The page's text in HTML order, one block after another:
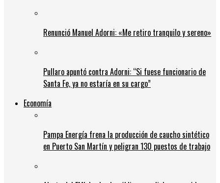
Renunció Manuel Adorni: «Me retiro tranquilo y sereno»
Pullaro apuntó contra Adorni: “Si fuese funcionario de
Santa Fe, ya no estaría en su cargo”
Economía
Pampa Energía frena la producción de caucho sintético
en Puerto San Martín y peligran 130 puestos de trabajo